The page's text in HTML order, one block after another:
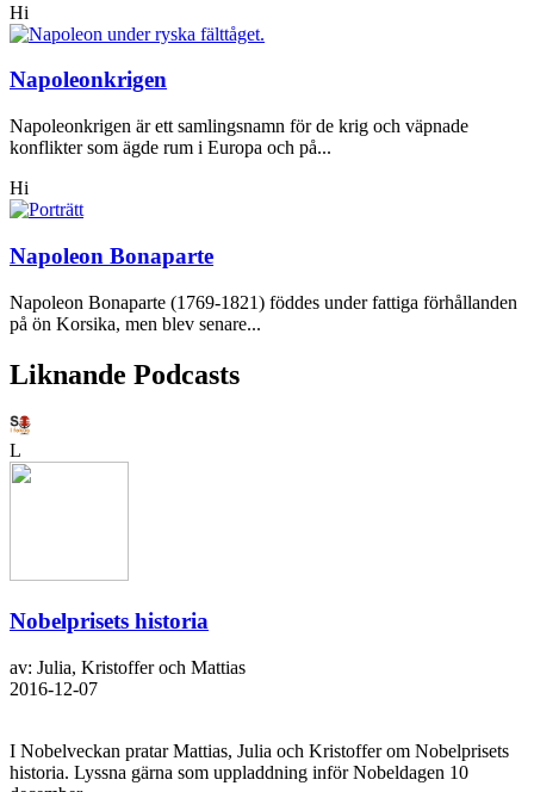
Hi
Napoleonkrigen
Napoleonkrigen är ett samlingsnamn för de krig och väpnade
konflikter som ägde rum i Europa och på...
Hi
Napoleon Bonaparte
Napoleon Bonaparte (1769-1821) föddes under fattiga förhållanden
på ön Korsika, men blev senare...
Liknande Podcasts
L
Nobelprisets historia
av: Julia, Kristoffer och Mattias
2016-12-07
I Nobelveckan pratar Mattias, Julia och Kristoffer om Nobelprisets
historia. Lyssna gärna som uppladdning inför Nobeldagen 10